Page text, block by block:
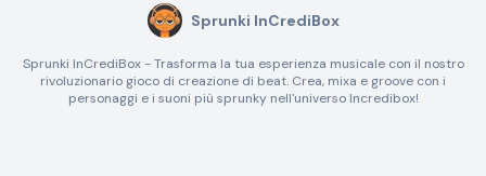
Sprunki InCrediBox
Sprunki InCrediBox - Trasforma la tua esperienza musicale con il nostro
rivoluzionario gioco di creazione di beat. Crea, mixa e groove con i
personaggi e i suoni più sprunky nell'universo Incredibox!